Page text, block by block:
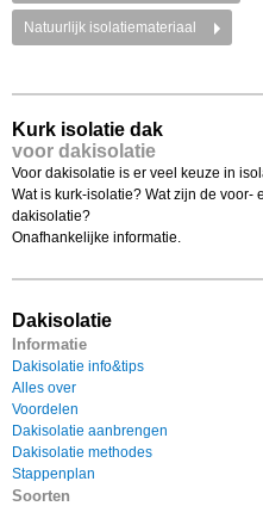
Kurk isolatie dak
voor dakisolatie
Voor dakisolatie is er veel keuze in
Wat is kurk-isolatie? Wat zijn de voor-
dakisolatie?
Onafhankelijke informatie.
Dakisolatie
Informatie
Dakisolatie info&tips
Alles over
Voordelen
Dakisolatie aanbrengen
Dakisolatie methodes
Stappenplan
Soorten
Natuurlijk isolatiemateriaal